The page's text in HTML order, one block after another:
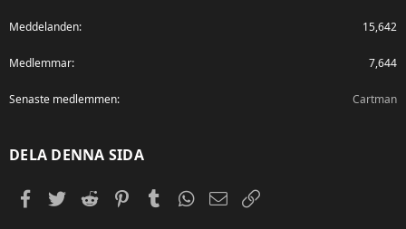
Meddelanden 15,642
Medlemmar 7,644
Senaste medlemmen Cartman
DELA DENNA SIDA
Facebook
TwitterReddit PinterestTumblrWhatsApp
E-postLänk